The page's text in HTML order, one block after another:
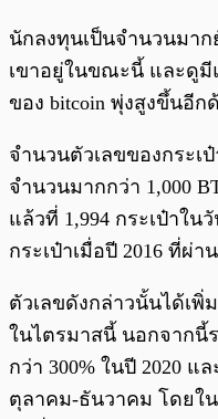
พร้อมเล่น
นักลงทุนเป็นจำนวนมาก
เขาอยู่ในขณะนี้ และดู
ของ bitcoin พุ่งสูงขึ้นอีก
จำนวนตัวเลขของกระเ
จำนวนมากกว่า 1,000
แล้วที่ 1,994 กระเป๋าใน
กระเป๋าเมื่อปี 2016 ที่ผ่า
ตัวเลขดังกล่าวนั้นได้เพิ่
ในไตรมาสนี้ นอกจากนี้
กว่า 300% ในปี 2020 แ
ตุลาคม-ธันวาคม โดยใ